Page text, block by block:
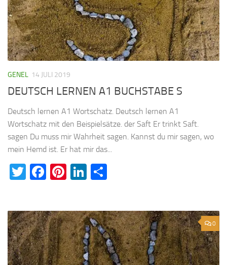
GENEL 14 JULI 2019
DEUTSCH LERNEN A1 BUCHSTABE S
Deutsch lernen A1 Wortschatz. Deutsch lernen A1
Wortschatz mit den Beispielsätze. der Saft Er trinkt Saft.
sagen Du muss mir Wahrheit sagen. Kannst du mir sagen, wo
mein Hemd ist. Er hat mir das...
Twitter
Facebook
Pinterest
LinkedIn
0